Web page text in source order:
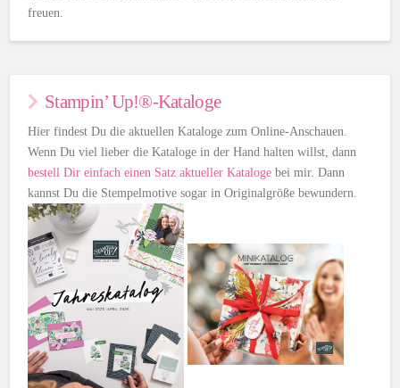
freuen.
Stampin’ Up!®-Kataloge
Hier findest Du die aktuellen Kataloge zum Online-Anschauen.
Wenn Du viel lieber die Kataloge in der Hand halten willst, dann
bestell Dir einfach einen Satz aktueller Kataloge bei mir. Dann
kannst Du die Stempelmotive sogar in Originalgröße bewundern.